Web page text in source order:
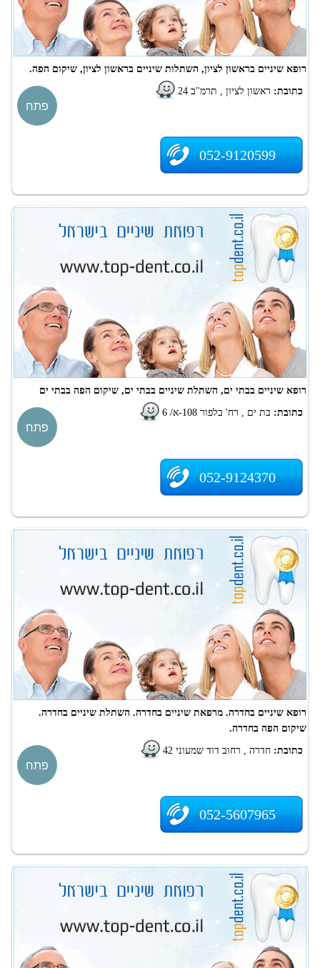
רופא שיניים בראשון לציון, השתלות שיניים בראשון לציון, שיקום הפה.
כתובת: ראשון לציון , תרמ''ב 24
052-9120599
פתח
רופא שיניים בבתי ים, השתלת שיניים בבתי ים, שיקום הפה בבתי ים
כתובת: בת ים , רח' בלפור 108-א/ 6
052-9124370
פתח
רופא שיניים בחדרה. מרפאת שיניים בחדרה. השתלת שיניים בחדרה.
שיקום הפה בחדרה.
כתובת: חדרה , רחוב דוד שמעוני 42
052-5607965
פתח